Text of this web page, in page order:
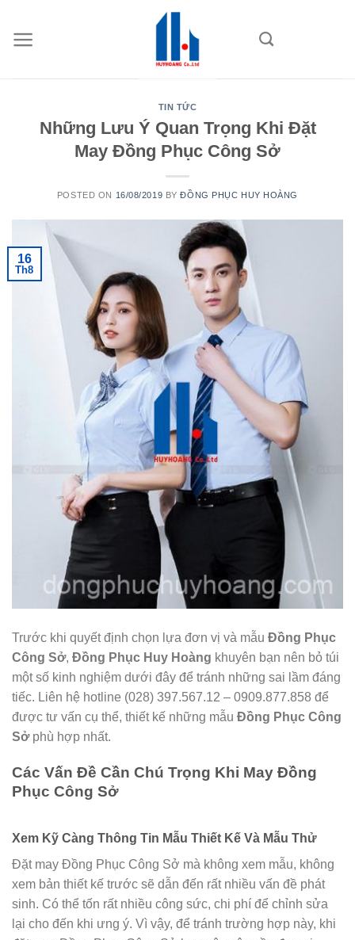
content
TIN TỨC
Những Lưu Ý Quan Trọng Khi Đặt
May Đồng Phục Công Sở
POSTED ON 16/08/2019 BYĐỒNG PHỤC HUY HOÀNG
16
Th8
Trước khi quyết định chọn lựa đơn vị và mẫu Đồng Phục
Công Sở, Đồng Phục Huy Hoàng khuyên bạn nên bỏ túi
một số kinh nghiệm dưới đây để tránh những sai lầm đáng
tiếc. Liên hệ hotline (028) 397.567.12 – 0909.877.858 để
được tư vấn cụ thể, thiết kế những mẫu Đồng Phục Công
Sởphù hợp nhất.
Các Vấn Đề Cần Chú Trọng Khi May Đồng
Phục Công Sở
Xem Kỹ Càng Thông Tin Mẫu Thiết Kế Và Mẫu Thử
Đặt may Đồng Phục Công Sở mà không xem mẫu, không
xem bản thiết kế trước sẽ dẫn đến rất nhiều vấn đề phát
sinh. Có thể tốn rất nhiều công sức, chi phí để chỉnh sửa
lại cho đến khi ưng ý. Vì vậy, để tránh trường hợp này, khi